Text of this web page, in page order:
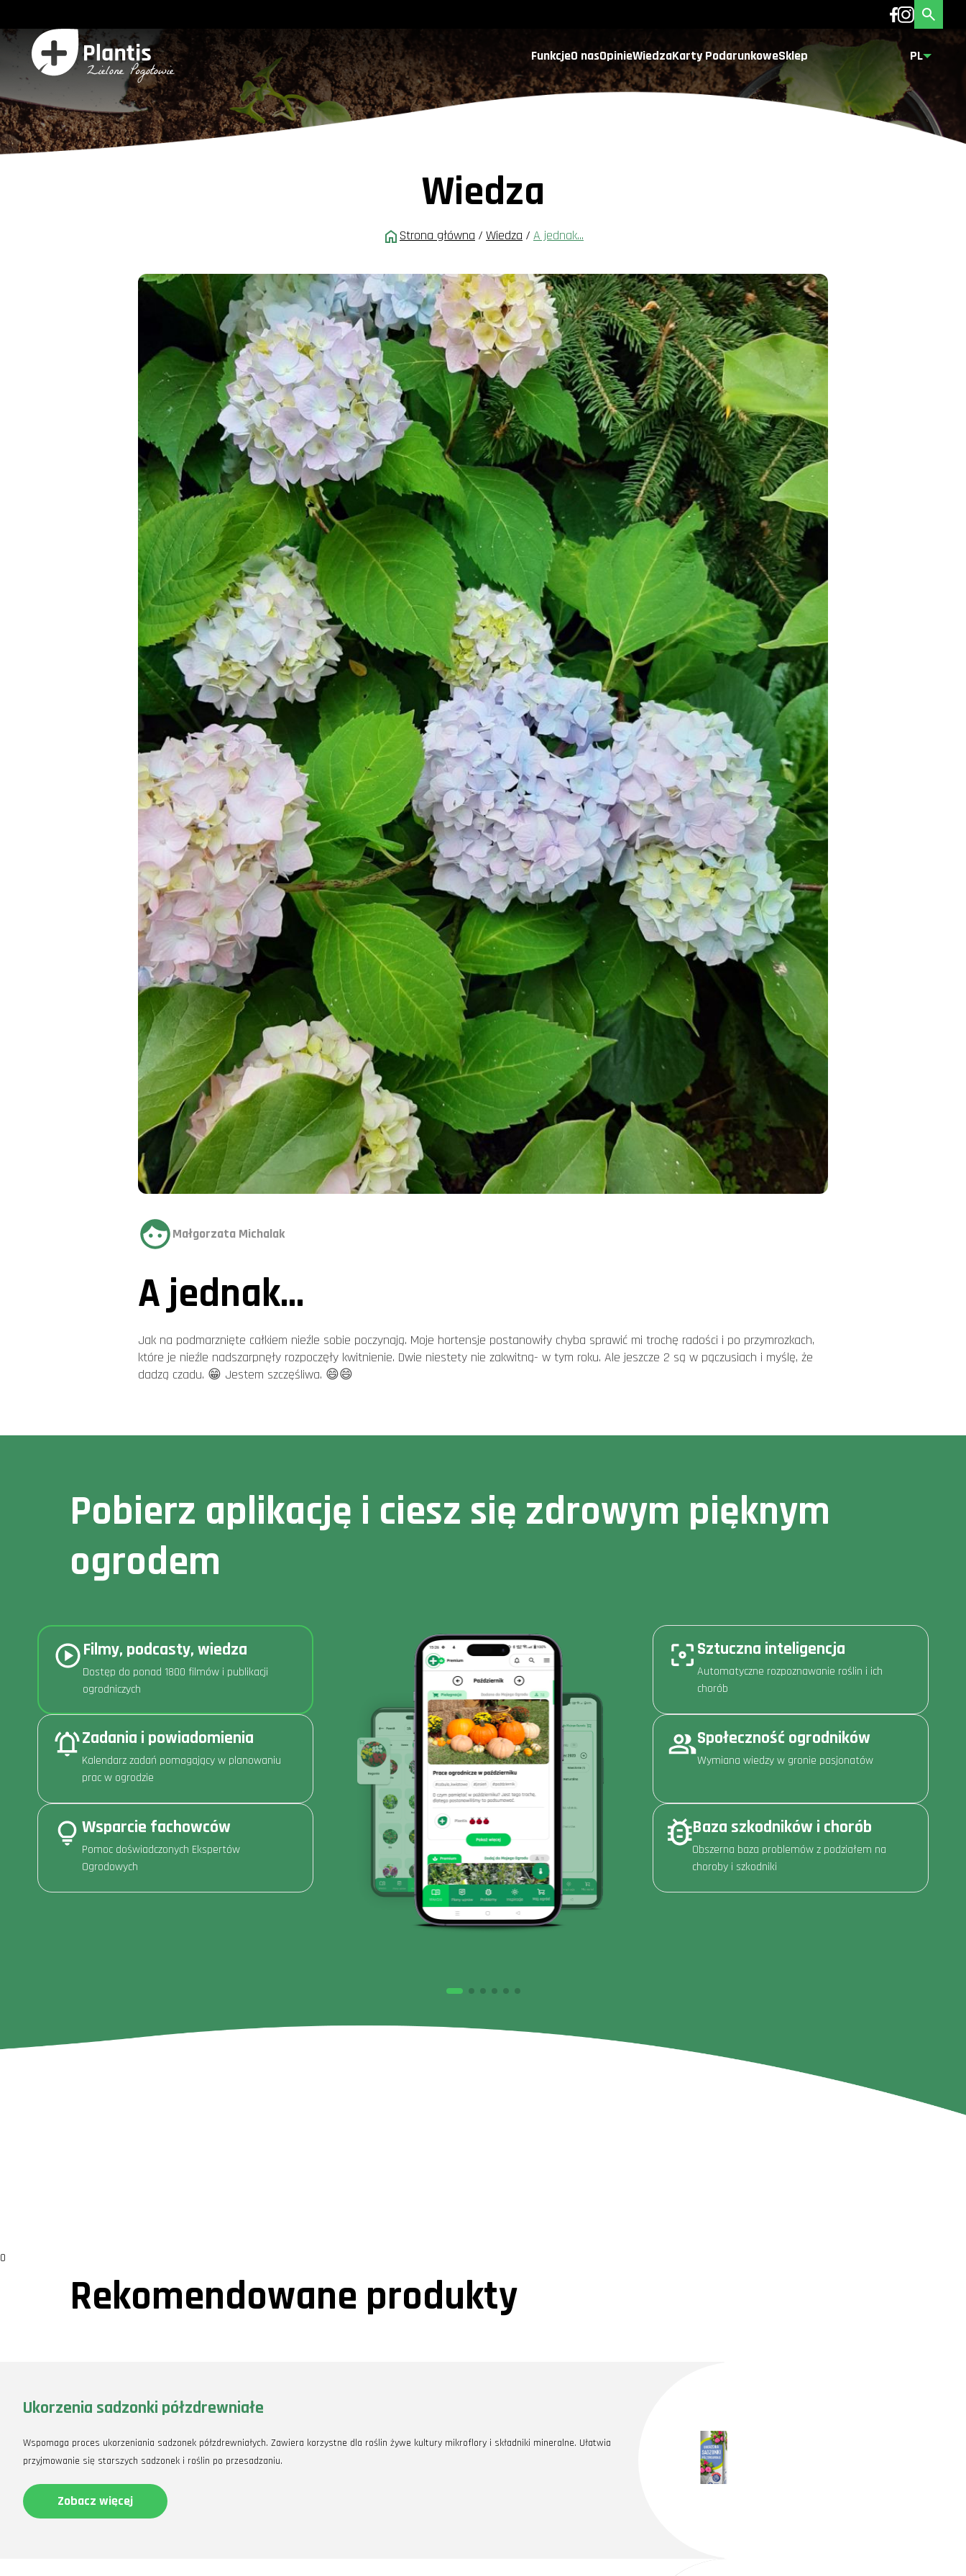
FunkcjeO nasOpinieWiedzaKarty PodarunkoweSklep PL
Wiedza
Strona główna / Wiedza / A jednak...
Małgorzata Michalak
A jednak...
Jak na podmarznięte całkiem nieźle sobie poczynają. Moje hortensje postanowiły chyba sprawić mi trochę radości i po przymrozkach,
które je nieźle nadszarpnęły rozpoczęły kwitnienie. Dwie niestety nie zakwitną- w tym roku. Ale jeszcze 2 są w pączusiach i myślę, że
dadzą czadu. 😁 Jestem szczęśliwa. 😄😄
Pobierz aplikację i ciesz się zdrowym pięknym
ogrodem
Filmy, podcasty, wiedza
Dostęp do ponad 1800 filmów i publikacji
ogrodniczych
Zadania i powiadomienia
Kalendarz zadań pomagający w planowaniu
prac w ogrodzie
Wsparcie fachowców
Pomoc doświadczonych Ekspertów
Ogrodowych
Sztuczna inteligencja
Automatyczne rozpoznawanie roślin i ich
chorób
Społeczność ogrodników
Wymiana wiedzy w gronie pasjonatów
Baza szkodników i chorób
Obszerna baza problemów z podziałem na
choroby i szkodniki
0
Rekomendowane produkty
Ukorzenia sadzonki półzdrewniałe
Wspomaga proces ukorzeniania sadzonek półzdrewniałych. Zawiera korzystne dla roślin żywe kultury mikroflory i składniki mineralne. Ułatwia
przyjmowanie się starszych sadzonek i roślin po przesadzaniu.
Zobacz więcej